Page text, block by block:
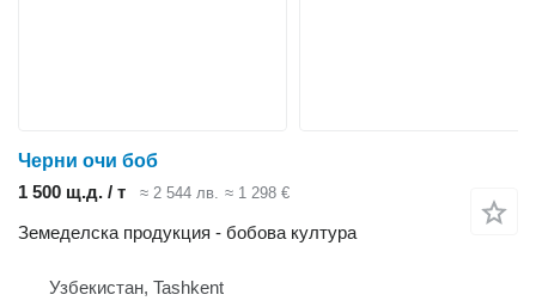
Черни очи боб
1 500 щ.д. / т
≈ 2 544 лв. ≈ 1 298 €
Земеделска продукция - бобова култура
Узбекистан, Tashkent